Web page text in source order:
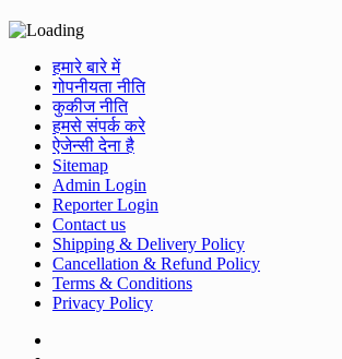
हमारे बारे में
गोपनीयता नीति
कुकीज नीति
हमसे संपर्क करे
ऐजेन्सी देना है
Sitemap
Admin Login
Reporter Login
Contact us
Shipping & Delivery Policy
Cancellation & Refund Policy
Terms & Conditions
Privacy Policy